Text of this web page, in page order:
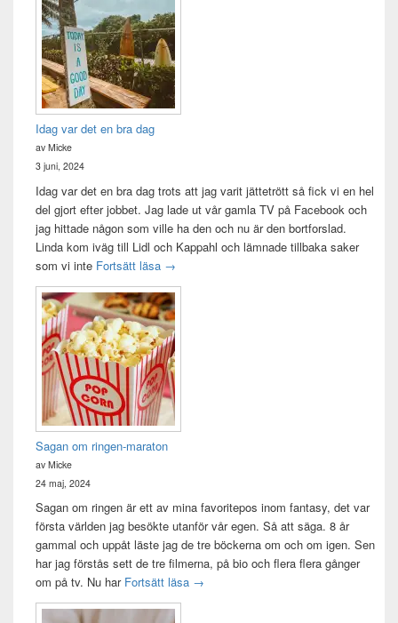
Idag var det en bra dag
av Micke
3 juni, 2024
Idag var det en bra dag trots att jag varit jättetrött så fick vi en hel
del gjort efter jobbet. Jag lade ut vår gamla TV på Facebook och
jag hittade någon som ville ha den och nu är den bortforslad.
Linda kom iväg till Lidl och Kappahl och lämnade tillbaka saker
som vi inte Fortsätt läsa Idag var det en bra dag
→
Sagan om ringen-maraton
av Micke
24 maj, 2024
Sagan om ringen är ett av mina favoritepos inom fantasy, det var
första världen jag besökte utanför vår egen. Så att säga. 8 år
gammal och uppåt läste jag de tre böckerna om och om igen. Sen
har jag förstås sett de tre filmerna, på bio och flera flera gånger
om på tv. Nu har Fortsätt läsa Sagan om ringen-maraton
→